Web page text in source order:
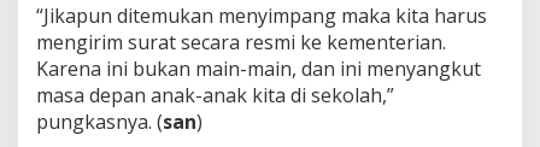
“Jikapun ditemukan menyimpang maka kita harus
mengirim surat secara resmi ke kementerian.
Karena ini bukan main-main, dan ini menyangkut
masa depan anak-anak kita di sekolah,”
pungkasnya. (san)